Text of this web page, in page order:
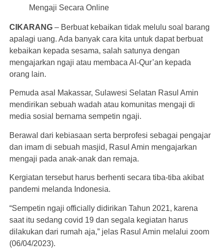
CIKARANG – Berbuat kebaikan tidak melulu soal barang
apalagi uang. Ada banyak cara kita untuk dapat berbuat
kebaikan kepada sesama, salah satunya dengan
mengajarkan ngaji atau membaca Al-Qur’an kepada
orang lain.
Pemuda asal Makassar, Sulawesi Selatan Rasul Amin
mendirikan sebuah wadah atau komunitas mengaji di
media sosial bernama sempetin ngaji.
Berawal dari kebiasaan serta berprofesi sebagai pengajar
dan imam di sebuah masjid, Rasul Amin mengajarkan
mengaji pada anak-anak dan remaja.
Kergiatan tersebut harus berhenti secara tiba-tiba akibat
pandemi melanda Indonesia.
“Sempetin ngaji officially didirikan Tahun 2021, karena
saat itu sedang covid 19 dan segala kegiatan harus
dilakukan dari rumah aja,” jelas Rasul Amin melalui zoom
(06/04/2023).